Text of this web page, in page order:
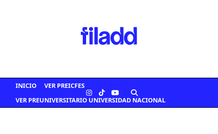
INICIO
VER PREICFES
VER PREUNIVERSITARIO UNIVERSIDAD NACIONAL